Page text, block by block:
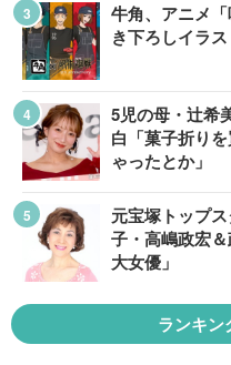
牛角、アニメ
き下ろしイラ
5児の母・辻希
白「菓子折り
ゃったとか」
元宝塚トップ
子・高嶋政宏
大女優」
ランキン